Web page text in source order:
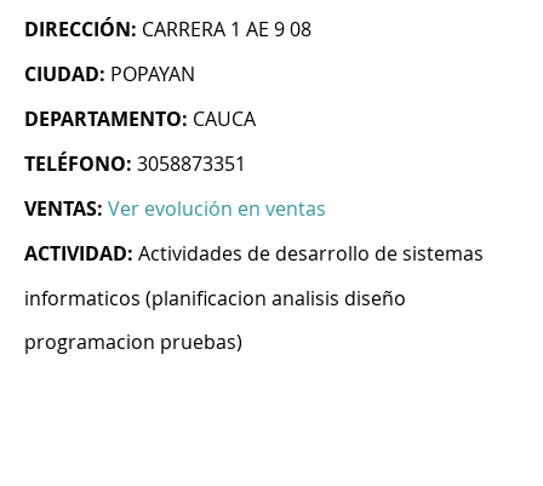
DIRECCIÓN: CARRERA 1 AE 9 08
CIUDAD: POPAYAN
DEPARTAMENTO: CAUCA
TELÉFONO: 3058873351
VENTAS: Ver evolución en ventas
ACTIVIDAD: Actividades de desarrollo de sistemas
informaticos (planificacion analisis diseño
programacion pruebas)